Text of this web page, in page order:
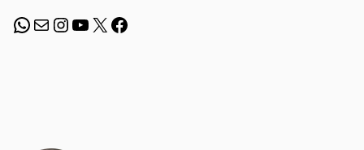
WhatsApp
E-mailInstagram
Youtube
X Facebook